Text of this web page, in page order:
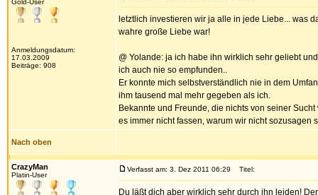
Gold-User
Anmeldungsdatum:
17.03.2009
Beiträge: 908
letztlich investieren wir ja alle in jede Liebe... was
wahre große Liebe war!
@ Yolande: ja ich habe ihn wirklich sehr geliebt
ich auch nie so empfunden..
Er konnte mich selbstverständlich nie in dem
ihm tausend mal mehr gegeben als ich.
Bekannte und Freunde, die nichts von seiner
es immer nicht fassen, warum wir nicht sozusagen
Nach oben
CrazyMan
Platin-User
Verfasst am: 3. Dez 2011 06:29 Titel:
Du läßt dich aber wirklich sehr durch ihn leiden!